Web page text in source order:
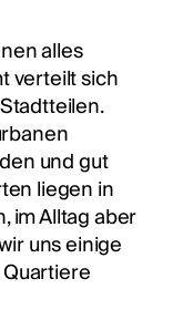
alles
verteilt sich
und gut
liegen in
im Alltag aber
uns einige